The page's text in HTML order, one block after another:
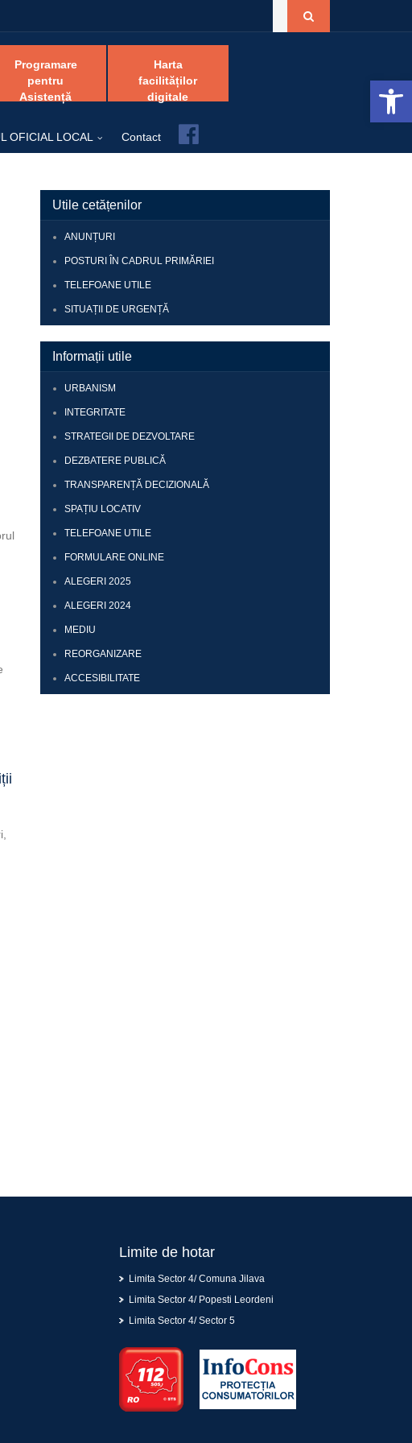
Programare
pentru
Asistență
Harta
facilităților
digitale
OFICIAL LOCAL Contact
Utile cetățenilor
ANUNȚURI
POSTURI ÎN CADRUL PRIMĂRIEI
TELEFOANE UTILE
SITUAȚII DE URGENȚĂ
Informații utile
URBANISM
INTEGRITATE
STRATEGII DE DEZVOLTARE
DEZBATERE PUBLICĂ
TRANSPARENȚĂ DECIZIONALĂ
SPAȚIU LOCATIV
TELEFOANE UTILE
FORMULARE ONLINE
ALEGERI 2025
ALEGERI 2024
MEDIU
REORGANIZARE
ACCESIBILITATE
Limite de hotar
Limita Sector 4/ Comuna Jilava
Limita Sector 4/ Popesti Leordeni
Limita Sector 4/ Sector 5